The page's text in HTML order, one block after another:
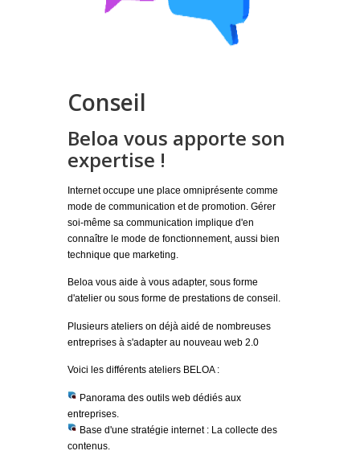
Conseil
Beloa vous apporte son
expertise !
Internet occupe une place omniprésente comme
mode de communication et de promotion. Gérer
soi-même sa communication implique d'en
connaître le mode de fonctionnement, aussi bien
technique que marketing.
Beloa vous aide à vous adapter, sous forme
d'atelier ou sous forme de prestations de conseil.
Plusieurs ateliers on déjà aidé de nombreuses
entreprises à s'adapter au nouveau web 2.0
Voici les différents ateliers BELOA :
Panorama des outils web dédiés aux
entreprises.
Base d'une stratégie internet : La collecte des
contenus.